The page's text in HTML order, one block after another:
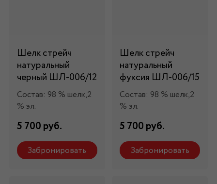
Шелк стрейч
натуральный
черный ШЛ-006/12
Состав: 98 % шелк,2
% эл.
5 700 руб.
Забронировать
Шелк стрейч
натуральный
фуксия ШЛ-006/15
Состав: 98 % шелк,2
% эл.
5 700 руб.
Забронировать